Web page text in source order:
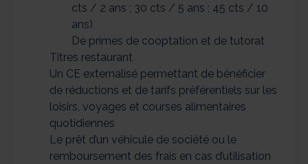
cts / 2 ans ; 30 cts / 5 ans ; 45 cts / 10
ans)
De primes de cooptation et de tutorat
Titres restaurant
Un CE externalisé permettant de bénéficier
de réductions et de tarifs préférentiels sur les
loisirs, voyages et courses alimentaires
quotidiennes
Le prêt d’un véhicule de société ou le
remboursement des frais en cas d’utilisation